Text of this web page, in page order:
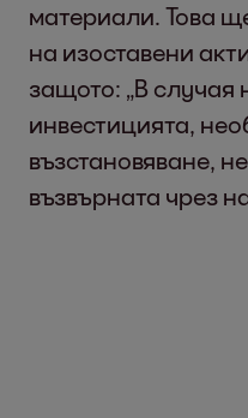
материали. Това
на изоставени
защото: „В случая
инвестицията,
възстановяване,
възвърната чрез